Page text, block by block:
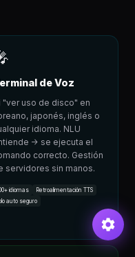
de Voz
"ver uso de disco" en
japonés, inglés o
idioma. NLU
→ se ejecuta el
correcto. Gestión
servidores sin manos.
idiomas
Retroalimentación TTS
auto seguro